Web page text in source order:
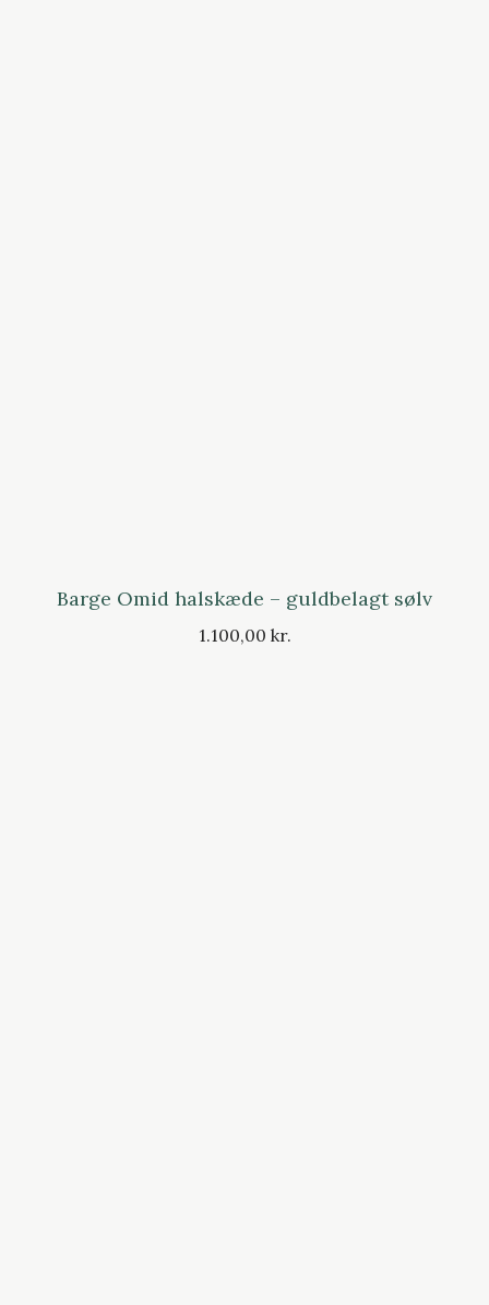
Barge Omid halskæde – guldbelagt sølv
1.100,00 kr.